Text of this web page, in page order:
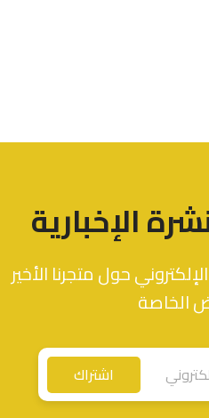
الإخبارية
حول متجرنا الأخير
الخاصة
اشتراك